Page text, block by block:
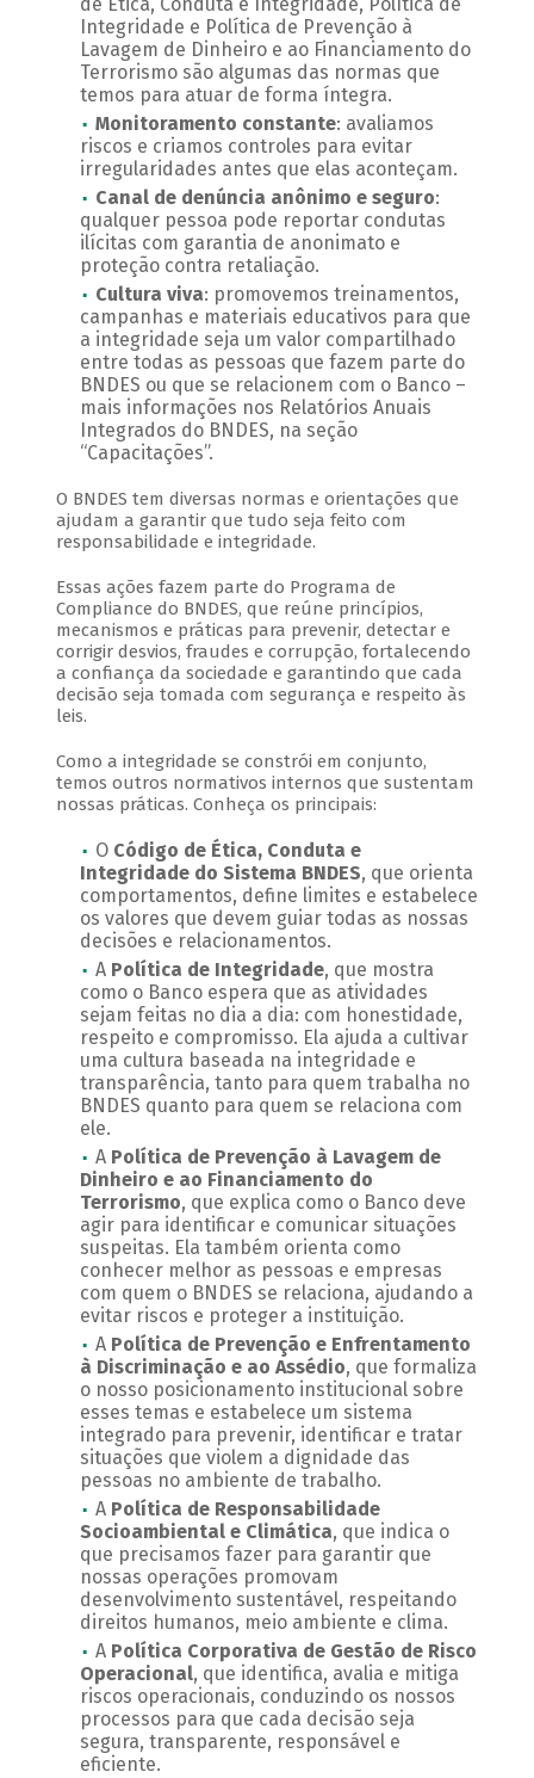
de Ética, Conduta e Integridade, Política de
Integridade e Política de Prevenção à
Lavagem de Dinheiro e ao Financiamento do
Terrorismo são algumas das normas que
temos para atuar de forma íntegra.
Monitoramento constante: avaliamos
riscos e criamos controles para evitar
irregularidades antes que elas aconteçam.
Canal de denúncia anônimo e seguro:
qualquer pessoa pode reportar condutas
ilícitas com garantia de anonimato e
proteção contra retaliação.
Cultura viva: promovemos treinamentos,
campanhas e materiais educativos para que
a integridade seja um valor compartilhado
entre todas as pessoas que fazem parte do
BNDES ou que se relacionem com o Banco –
mais informações nos Relatórios Anuais
Integrados do BNDES, na seção
“Capacitações”.
O BNDES tem diversas normas e orientações que
ajudam a garantir que tudo seja feito com
responsabilidade e integridade.
Essas ações fazem parte do Programa de
Compliance do BNDES, que reúne princípios,
mecanismos e práticas para prevenir, detectar e
corrigir desvios, fraudes e corrupção, fortalecendo
a confiança da sociedade e garantindo que cada
decisão seja tomada com segurança e respeito às
leis.
Como a integridade se constrói em conjunto,
temos outros normativos internos que sustentam
nossas práticas. Conheça os principais:
O Código de Ética, Conduta e
Integridade do Sistema BNDES, que orienta
comportamentos, define limites e estabelece
os valores que devem guiar todas as nossas
decisões e relacionamentos.
A Política de Integridade, que mostra
como o Banco espera que as atividades
sejam feitas no dia a dia: com honestidade,
respeito e compromisso. Ela ajuda a cultivar
uma cultura baseada na integridade e
transparência, tanto para quem trabalha no
BNDES quanto para quem se relaciona com
ele.
A Política de Prevenção à Lavagem de
Dinheiro e ao Financiamento do
Terrorismo, que explica como o Banco deve
agir para identificar e comunicar situações
suspeitas. Ela também orienta como
conhecer melhor as pessoas e empresas
com quem o BNDES se relaciona, ajudando a
evitar riscos e proteger a instituição.
A Política de Prevenção e Enfrentamento
à Discriminação e ao Assédio, que formaliza
o nosso posicionamento institucional sobre
esses temas e estabelece um sistema
integrado para prevenir, identificar e tratar
situações que violem a dignidade das
pessoas no ambiente de trabalho.
A Política de Responsabilidade
Socioambiental e Climática, que indica o
que precisamos fazer para garantir que
nossas operações promovam
desenvolvimento sustentável, respeitando
direitos humanos, meio ambiente e clima.
A Política Corporativa de Gestão de Risco
Operacional, que identifica, avalia e mitiga
riscos operacionais, conduzindo os nossos
processos para que cada decisão seja
segura, transparente, responsável e
eficiente.